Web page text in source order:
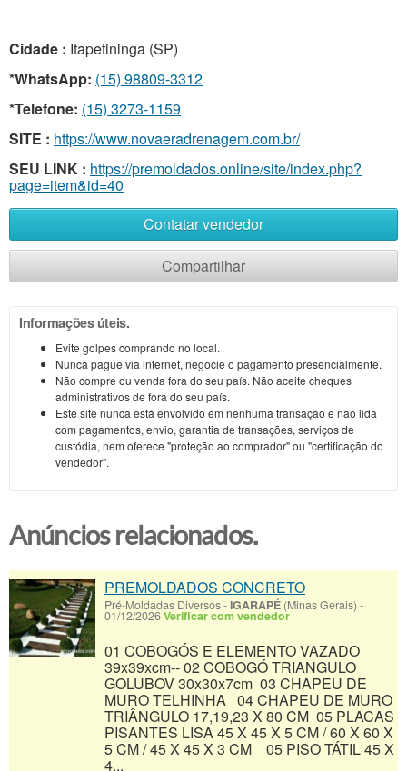
Cidade : Itapetininga (SP)
*WhatsApp: (15) 98809-3312
*Telefone: (15) 3273-1159
SITE : https://www.novaeradrenagem.com.br/
SEU LINK : https://premoldados.online/site/index.php?
page=item&id=40
Contatar vendedor
Compartilhar
Informações úteis.
Evite golpes comprando no local.
Nunca pague via internet, negocie o pagamento presencialmente.
Não compre ou venda fora do seu país. Não aceite cheques
administrativos de fora do seu país.
Este site nunca está envolvido em nenhuma transação e não lida
com pagamentos, envio, garantia de transações, serviços de
custódia, nem oferece "proteção ao comprador" ou "certificação do
vendedor".
Anúncios relacionados.
PREMOLDADOS CONCRETO
Pré-Moldadas Diversos-IGARAPÉ (Minas Gerais) -
01/12/2026Verificar com vendedor
01 COBOGÓS E ELEMENTO VAZADO
39x39xcm-- 02 COBOGÓ TRIANGULO
GOLUBOV 30x30x7cm 03 CHAPEU DE
MURO TELHINHA 04 CHAPEU DE MURO
TRIÂNGULO 17,19,23 X 80 CM 05 PLACAS
PISANTES LISA 45 X 45 X 5 CM / 60 X 60 X
5 CM / 45 X 45 X 3 CM 05 PISO TÁTIL 45 X
4...